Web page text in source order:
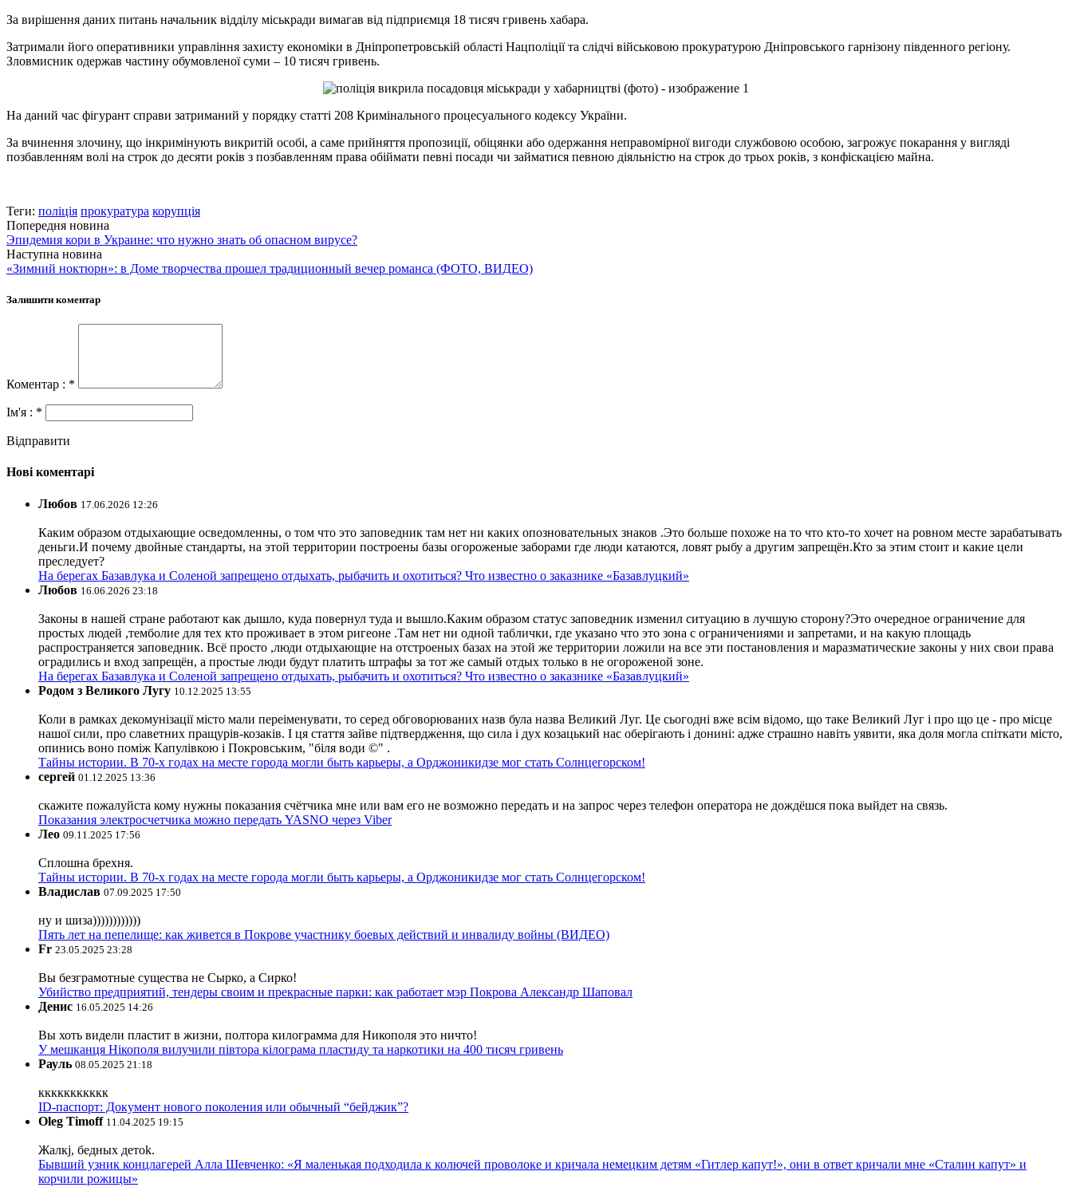
За вирішення даних питань начальник відділу міськради вимагав від підприємця 18 тисяч гривень хабара.
Затримали його оперативники управління захисту економіки в Дніпропетровській області Нацполіції та слідчі військовою прокуратурою Дніпровського гарнізону південного регіону.
Зловмисник одержав частину обумовленої суми – 10 тисяч гривень.
На даний час фігурант справи затриманий у порядку статті 208 Кримінального процесуального кодексу України.
За вчинення злочину, що інкримінують викритій особі, а саме прийняття пропозиції, обіцянки або одержання неправомірної вигоди службовою особою, загрожує покарання у вигляді
позбавленням волі на строк до десяти років з позбавленням права обіймати певні посади чи займатися певною діяльністю на строк до трьох років, з конфіскацією майна.
Теги: поліція прокуратура корупція
Попередня новина
Эпидемия кори в Украине: что нужно знать об опасном вирусе?
Наступна новина
«Зимний ноктюрн»: в Доме творчества прошел традиционный вечер романса (ФОТО, ВИДЕО)
Залишити коментар
Коментар : *
Ім'я : *
Відправити
Нові коментарі
Любов 17.06.2026 12:26
Каким образом отдыхающие осведомленны, о том что это заповедник там нет ни каких опозновательных знаков .Это больше похоже на то что кто-то хочет на ровном месте зарабатывать
деньги.И почему двойные стандарты, на этой территории построены базы огороженые заборами где люди катаются, ловят рыбу а другим запрещён.Кто за этим стоит и какие цели
преследует?
На берегах Базавлука и Соленой запрещено отдыхать, рыбачить и охотиться? Что известно о заказнике «Базавлуцкий»
Любов 16.06.2026 23:18
Законы в нашей стране работают как дышло, куда повернул туда и вышло.Каким образом статус заповедник изменил ситуацию в лучшую сторону?Это очередное ограничение для
простых людей ,темболие для тех кто проживает в этом ригеоне .Там нет ни одной таблички, где указано что это зона с ограничениями и запретами, и на какую площадь
распространяется заповедник. Всё просто ,люди отдыхающие на отстроеных базах на этой же территории ложили на все эти постановления и маразматические законы у них свои права
оградились и вход запрещён, а простые люди будут платить штрафы за тот же самый отдых только в не огороженой зоне.
На берегах Базавлука и Соленой запрещено отдыхать, рыбачить и охотиться? Что известно о заказнике «Базавлуцкий»
Родом з Великого Лугу 10.12.2025 13:55
Коли в рамках декомунізації місто мали переіменувати, то серед обговорюваних назв була назва Великий Луг. Це сьогодні вже всім відомо, що таке Великий Луг і про що це - про місце
нашої сили, про славетних пращурів-козаків. І ця стаття зайве підтвердження, що сила і дух козацький нас оберігають і донині: адже страшно навіть уявити, яка доля могла спіткати місто,
опинись воно поміж Капулівкою і Покровським, "біля води ©" .
Тайны истории. В 70-х годах на месте города могли быть карьеры, а Орджоникидзе мог стать Солнцегорском!
сергей 01.12.2025 13:36
скажите пожалуйста кому нужны показания счётчика мне или вам его не возможно передать и на запрос через телефон оператора не дождёшся пока выйдет на связь.
Показания электросчетчика можно передать YASNO через Viber
Лео 09.11.2025 17:56
Сплошна брехня.
Тайны истории. В 70-х годах на месте города могли быть карьеры, а Орджоникидзе мог стать Солнцегорском!
Владислав 07.09.2025 17:50
ну и шиза))))))))))))
Пять лет на пепелище: как живется в Покрове участнику боевых действий и инвалиду войны (ВИДЕО)
Fr 23.05.2025 23:28
Вы безграмотные существа не Сырко, а Сирко!
Убийство предприятий, тендеры своим и прекрасные парки: как работает мэр Покрова Александр Шаповал
Денис 16.05.2025 14:26
Вы хоть видели пластит в жизни, полтора килограмма для Никополя это ничто!
У мешканця Нікополя вилучили півтора кілограма пластиду та наркотики на 400 тисяч гривень
Рауль 08.05.2025 21:18
ккккккккккк
ID-паспорт: Документ нового поколения или обычный “бейджик”?
Oleg Timoff 11.04.2025 19:15
Жалкj, бедных детok.
Бывший узник концлагерей Алла Шевченко: «Я маленькая подходила к колючей проволоке и кричала немецким детям «Гитлер капут!», они в ответ кричали мне «Сталин капут» и
корчили рожицы»